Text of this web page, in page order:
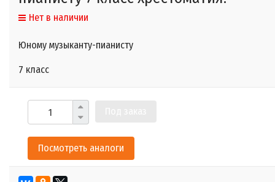
Нет в наличии
Юному музыканту-пианисту
7 класс
Посмотреть аналоги